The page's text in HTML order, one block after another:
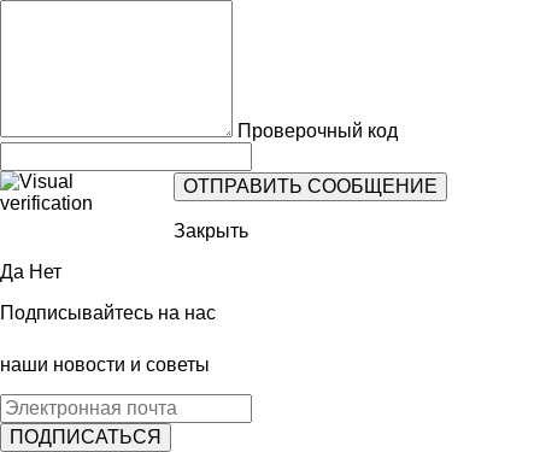
Проверочный код
Закрыть
Да Нет
Подписывайтесь на нас
наши новости и советы